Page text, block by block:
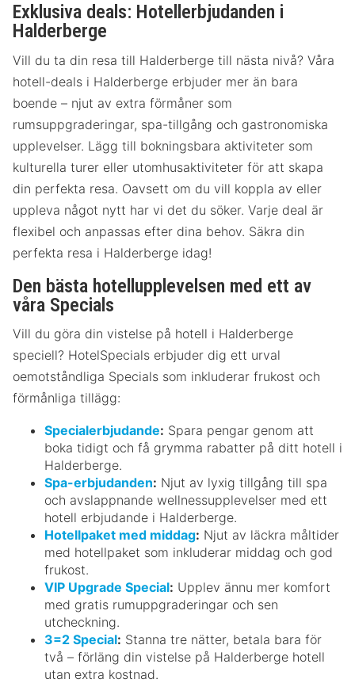
Exklusiva deals: Hotellerbjudanden i
Halderberge
Vill du ta din resa till Halderberge till nästa nivå? Våra
hotell-deals i Halderberge erbjuder mer än bara
boende – njut av extra förmåner som
rumsuppgraderingar, spa-tillgång och gastronomiska
upplevelser. Lägg till bokningsbara aktiviteter som
kulturella turer eller utomhusaktiviteter för att skapa
din perfekta resa. Oavsett om du vill koppla av eller
uppleva något nytt har vi det du söker. Varje deal är
flexibel och anpassas efter dina behov. Säkra din
perfekta resa i Halderberge idag!
Den bästa hotellupplevelsen med ett av
våra Specials
Vill du göra din vistelse på hotell i Halderberge
speciell? HotelSpecials erbjuder dig ett urval
oemotståndliga Specials som inkluderar frukost och
förmånliga tillägg:
Specialerbjudande: Spara pengar genom att
boka tidigt och få grymma rabatter på ditt hotell i
Halderberge.
Spa-erbjudanden: Njut av lyxig tillgång till spa
och avslappnande wellnessupplevelser med ett
hotell erbjudande i Halderberge.
Hotellpaket med middag: Njut av läckra måltider
med hotellpaket som inkluderar middag och god
frukost.
VIP Upgrade Special: Upplev ännu mer komfort
med gratis rumuppgraderingar och sen
utcheckning.
3=2 Special: Stanna tre nätter, betala bara för
två – förläng din vistelse på Halderberge hotell
utan extra kostnad.